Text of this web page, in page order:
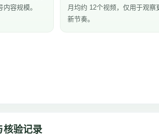
容规模。
月均约 12个视频，仅用于观察
新节奏。
核验记录